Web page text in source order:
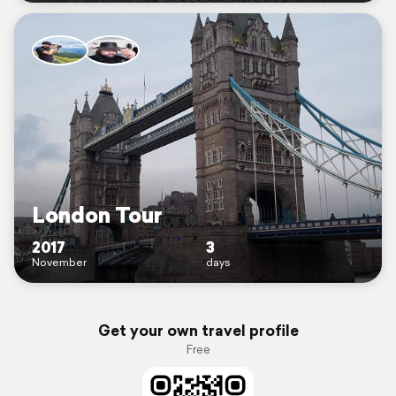
London Tour
2017
November
3
days
Get your own travel profile
Free